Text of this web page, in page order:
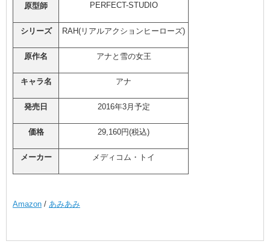
原型師
PERFECT-STUDIO
シリーズ RAH(リアルアクションヒーローズ)
原作名 アナと雪の女王
キャラ名 アナ
発売日 2016年3月予定
価格 29,160円(税込)
メーカー メディコム・トイ
Amazon / あみあみ